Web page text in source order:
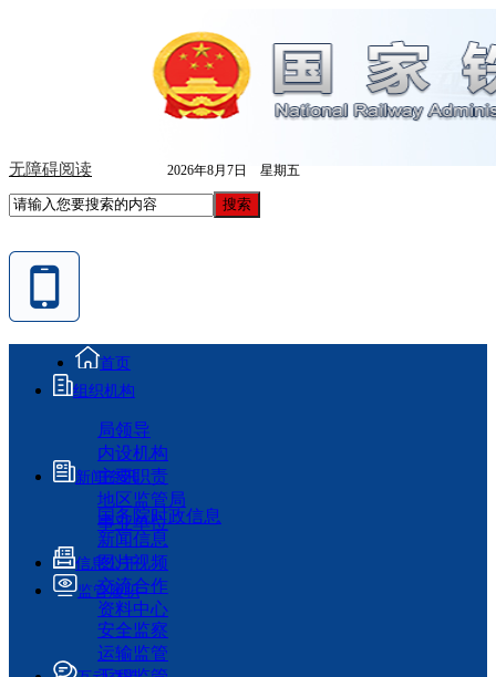
无障碍阅读 2026年8月7日 星期五
首页
组织机构
局领导
内设机构
主要职责
地区监管局
事业单位
新闻资讯
国务院时政信息
新闻信息
图片视频
交流合作
资料中心
信息公开
监管履职
安全监察
运输监管